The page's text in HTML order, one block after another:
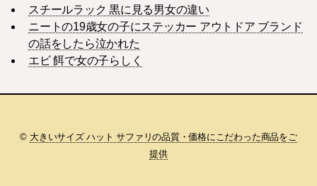
スチールラック 黒に見る男女の違い
ニートの19歳女の子にステッカー アウトドア ブランド
の話をしたら泣かれた
エビ 餌で女の子らしく
© 大きいサイズ ハット サファリの品質・価格にこだわった商品をご
提供